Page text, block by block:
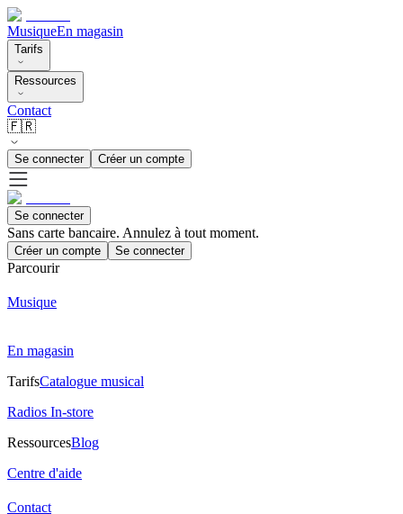
MusiqueEn magasin
Tarifs
Ressources
Contact
🇫🇷
Se connecter Créer un compte
Se connecter
Sans carte bancaire. Annulez à tout moment.
Créer un compte Se connecter
Parcourir
Musique
En magasin
TarifsCatalogue musical
Radios In-store
RessourcesBlog
Centre d'aide
Contact